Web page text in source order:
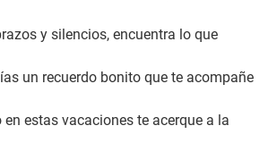
y silencios, encuentra lo que
un recuerdo bonito que te acompañe
en estas vacaciones te acerque a la